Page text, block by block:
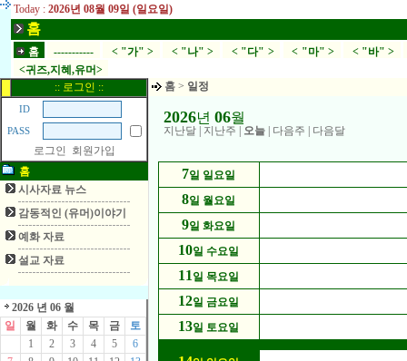
Today : 2026년 08월 09일 (일요일)
홈
홈 ----------- < "가" > < "나" > < "다" > < "마" > < "바" >
<귀즈,지혜,유머>
:: 로그인 ::
ID
PASS
로그인
회원가입
홈
시사자료 뉴스
감동적인 (유머)이야기
예화 자료
설교 자료
2026 년 06 월
일
월 화 수 목 금
토
1
2 3 4 5
6
홈 > 일정
2026년 06월
지난달 지난주 오늘 다음주 다음달
7일 일요일
8일 월요일
9일 화요일
10일 수요일
11 일 목요일
12일 금요일
13일 토요일